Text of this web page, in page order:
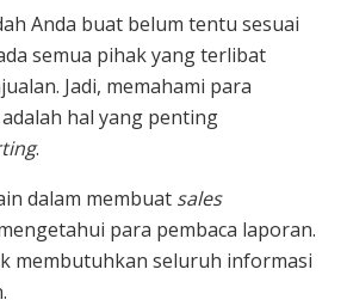
Anda buat belum tentu sesuai
semua pihak yang terlibat
Jadi, memahami para
hal yang penting
.
dalam membuat sales
para pembaca laporan.
membutuhkan seluruh informasi